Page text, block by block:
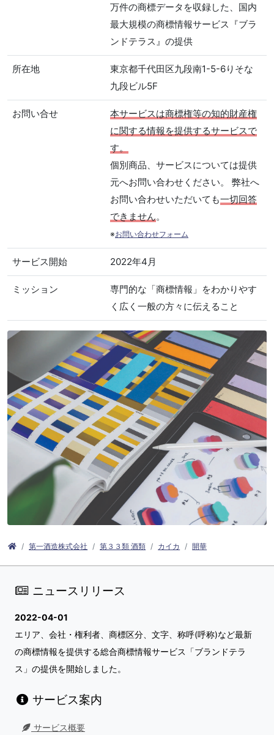
万件の商標データを収録した、国内
最大規模の商標情報サービス『ブラ
ンドテラス』の提供
所在地
東京都千代田区九段南1-5-6りそな
九段ビル5F
お問い合せ
本サービスは商標権等の知的財産権
に関する情報を提供するサービスで
す。
個別商品、サービスについては提供
元へお問い合わせください。 弊社へ
お問い合わせいただいても一切回答
できません。
※お問い合わせフォーム
サービス開始 2022年4月
ミッション
専門的な「商標情報」をわかりやす
く広く一般の方々に伝えること
第一酒造株式会社 第３３類 酒類 カイカ 開華
ニュースリリース
2022-04-01
エリア、会社・権利者、商標区分、文字、称呼(呼称)など最新
の商標情報を提供する総合商標情報サービス「ブランドテラ
ス」の提供を開始しました。
サービス案内
サービス概要